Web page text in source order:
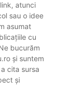
atunci
sau o idee
asumat
cu
bucurăm
și suntem
cita sursa
și